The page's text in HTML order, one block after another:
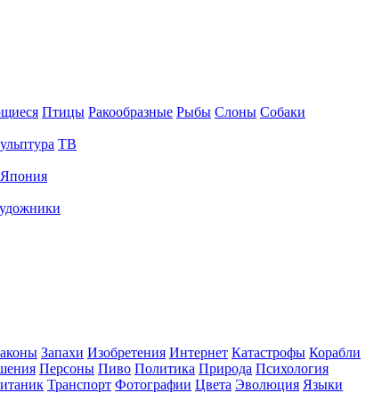
Птицы Ракообразные Рыбы Слоны Собаки
ТВ
Япония
Запахи Изобретения Интернет Катастрофы Корабли
Персоны Пиво Политика Природа Психология
Транспорт Фотографии Цвета Эволюция Языки